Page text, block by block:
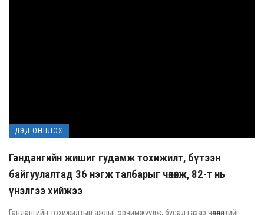
ДЭД ОНЦЛОХ
Гандангийн жишиг гудамж тохижилт, бүтээн
байгуулалтад 36 нэгж талбарыг чөлөөлж, 82-т нь
үнэлгээ хийжээ
Гандангийн тохижилтын ажлыг эрчимжүүлж, бусад газар чөлөөлөлтийг